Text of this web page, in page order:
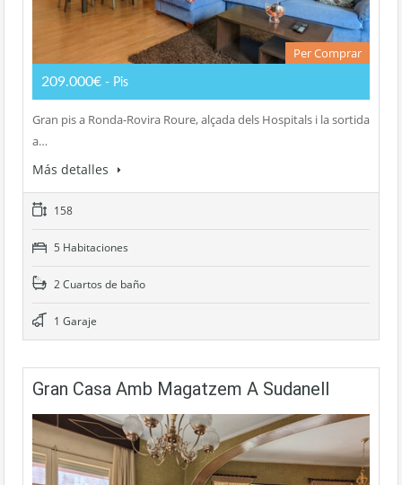
Per Comprar
209.000€ - Pis
Gran pis a Ronda-Rovira Roure, alçada dels Hospitals i la sortida
a…
Más detalles
158
5 Habitaciones
2 Cuartos de baño
1 Garaje
Gran Casa Amb Magatzem A Sudanell